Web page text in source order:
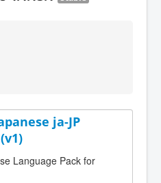
ja-JP
Language Pack for